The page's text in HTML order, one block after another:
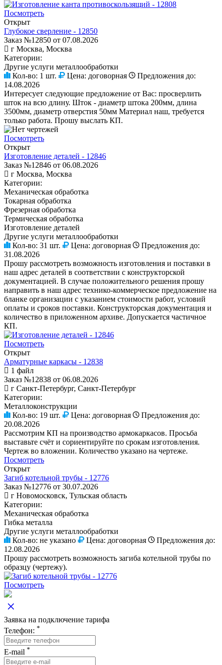
Посмотреть
Открыт
Глубокое сверление - 12850
Заказ №12850 от 07.08.2026
г Москва, Москва
Категории:
Другие услуги металлообработки
Кол-во: 1 шт. Цена: договорная
Предложения до:
14.08.2026
Интересует следующие предложение от Вас: просверлить
шток на всю длину. Шток - диаметр штока 200мм, длина
3500мм, диаметр отверстия 50мм Материал наш, требуется
только работа. Прошу выслать КП.
Посмотреть
Открыт
Изготовление деталей - 12846
Заказ №12846 от 06.08.2026
г Москва, Москва
Категории:
Механическая обработка
Токарная обработка
Фрезерная обработка
Термическая обработка
Изготовление деталей
Другие услуги металлообработки
Кол-во: 31 шт. Цена: договорная
Предложения до:
31.08.2026
Прошу рассмотреть возможность изготовления и поставки в
наш адрес деталей в соответствии с конструкторской
документацией. В случае положительного решения прошу
направить в наш адрес технико-коммерческое предложение на
бланке организации с указанием стоимости работ, условий
оплаты и сроков поставки. Конструкторская документация и
количество в приложенном архиве. Допускается частичное
КП.
Посмотреть
Открыт
Арматурные каркасы - 12838
1 файл
Заказ №12838 от 06.08.2026
г Санкт-Петербург, Санкт-Петербург
Категории:
Металлоконструкции
Кол-во: 19 шт. Цена: договорная
Предложения до:
20.08.2026
Рассмотрим КП на производство армокаркасов. Просьба
выставьте счёт и сориентируйте по срокам изготовления.
Чертеж во вложении. Количество указано на чертеже.
Посмотреть
Открыт
Загиб котельной трубы - 12776
Заказ №12776 от 30.07.2026
г Новомосковск, Тульская область
Категории:
Механическая обработка
Гибка металла
Другие услуги металлообработки
Кол-во: не указано Цена: договорная
Предложения до:
12.08.2026
Прошу рассмотреть возможность загиба котельной трубы по
образцу (чертежу).
Посмотреть
Заявка на подключение тарифа
Телефон: *
E-mail *